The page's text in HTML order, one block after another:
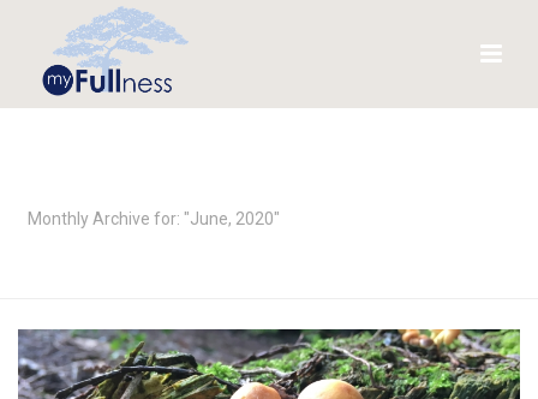
Monthly Archive for: "June, 2020"